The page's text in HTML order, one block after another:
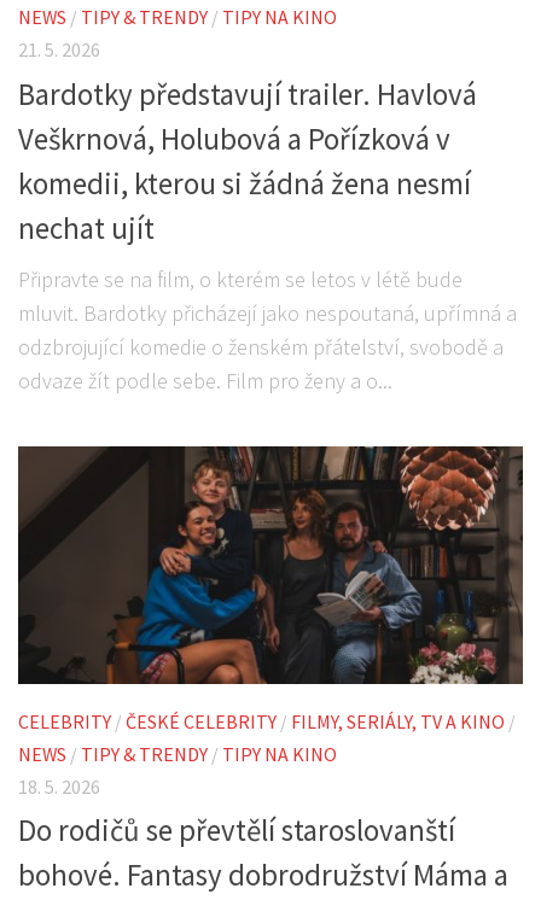
NEWS / TIPY & TRENDY / TIPY NA KINO
21. 5. 2026
Bardotky představují trailer. Havlová
Veškrnová, Holubová a Pořízková v
komedii, kterou si žádná žena nesmí
nechat ujít
Připravte se na film, o kterém se letos v létě bude
mluvit. Bardotky přicházejí jako nespoutaná, upřímná a
odzbrojující komedie o ženském přátelství, svobodě a
odvaze žít podle sebe. Film pro ženy a o...
CELEBRITY / ČESKÉ CELEBRITY / FILMY, SERIÁLY, TV A KINO /
NEWS / TIPY & TRENDY / TIPY NA KINO
18. 5. 2026
Do rodičů se převtělí staroslovanští
bohové. Fantasy dobrodružství Máma a